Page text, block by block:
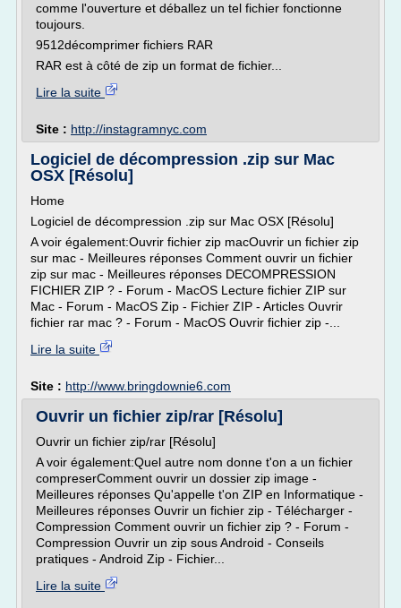
comme l'ouverture et déballez un tel fichier fonctionne
toujours.
9512décomprimer fichiers RAR
RAR est à côté de zip un format de fichier...
Lire la suite
Site : http://instagramnyc.com
Logiciel de décompression .zip sur Mac
OSX [Résolu]
Home
Logiciel de décompression .zip sur Mac OSX [Résolu]
A voir également:Ouvrir fichier zip macOuvrir un fichier zip
sur mac - Meilleures réponses Comment ouvrir un fichier
zip sur mac - Meilleures réponses DECOMPRESSION
FICHIER ZIP ? - Forum - MacOS Lecture fichier ZIP sur
Mac - Forum - MacOS Zip - Fichier ZIP - Articles Ouvrir
fichier rar mac ? - Forum - MacOS Ouvrir fichier zip -...
Lire la suite
Site : http://www.bringdownie6.com
Ouvrir un fichier zip/rar [Résolu]
Ouvrir un fichier zip/rar [Résolu]
A voir également:Quel autre nom donne t'on a un fichier
compreserComment ouvrir un dossier zip image -
Meilleures réponses Qu'appelle t'on ZIP en Informatique -
Meilleures réponses Ouvrir un fichier zip - Télécharger -
Compression Comment ouvrir un fichier zip ? - Forum -
Compression Ouvrir un zip sous Android - Conseils
pratiques - Android Zip - Fichier...
Lire la suite